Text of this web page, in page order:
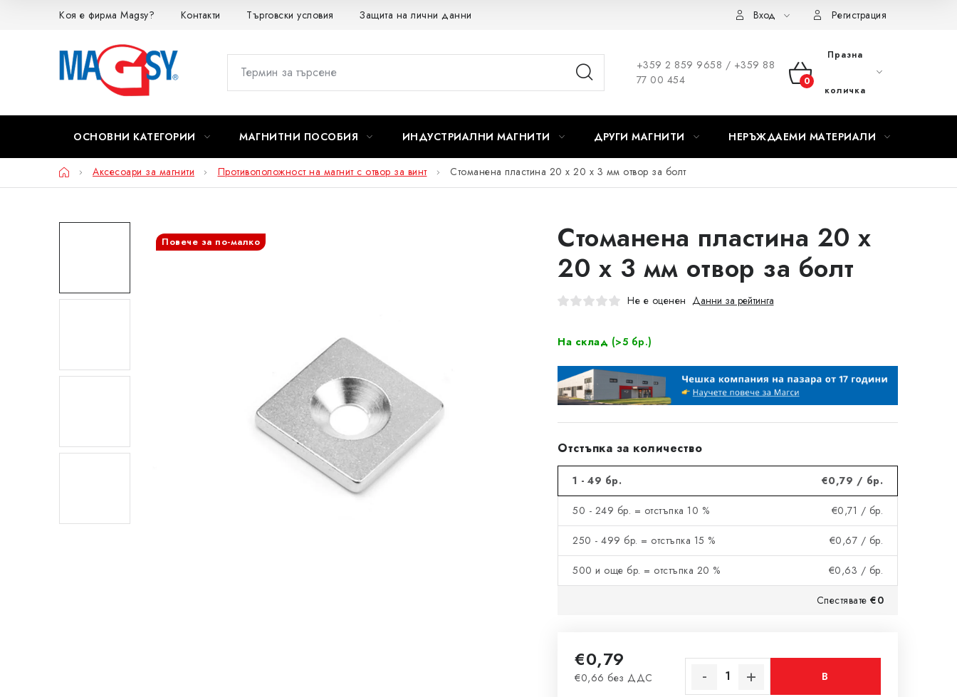
ПреминаванеКоя е фирма Magsy? Контакти Търговски условия Защита на лични данни Вход Регистрация
+359 2 859 9658 / +359 88
77 00 454
КОЛИЧКА
ПАЗАРУВАНЕ
Празна
количка
ОСНОВНИ КАТЕГОРИИ МАГНИТНИ ПОСОБИЯ ИНДУСТРИАЛНИ МАГНИТИ ДРУГИ МАГНИТИ НЕРЪЖДАЕМИ МАТЕРИАЛИ
НачалоАксесоари за магнити Противоположност на магнит с отвор за винт Стоманена пластина 20 x 20 x 3 мм отвор за болт
Стоманена пластина 20 x
20 x 3 мм отвор за болт
Не е оценен Данни за рейтинга
На склад (>5 бр.)
Отстъпка за количество
1 - 49 бр. €0,79 / бр.
50 - 249 бр. = отстъпка 10 % €0,71 / бр.
250 - 499 бр. = отстъпка 15 % €0,67 / бр.
500 и още бр. = отстъпка 20 % €0,63 / бр.
Спестявате €0
€0,79
€0,66 без ДДС
Измерване на цената:
В
Повече за по-малко